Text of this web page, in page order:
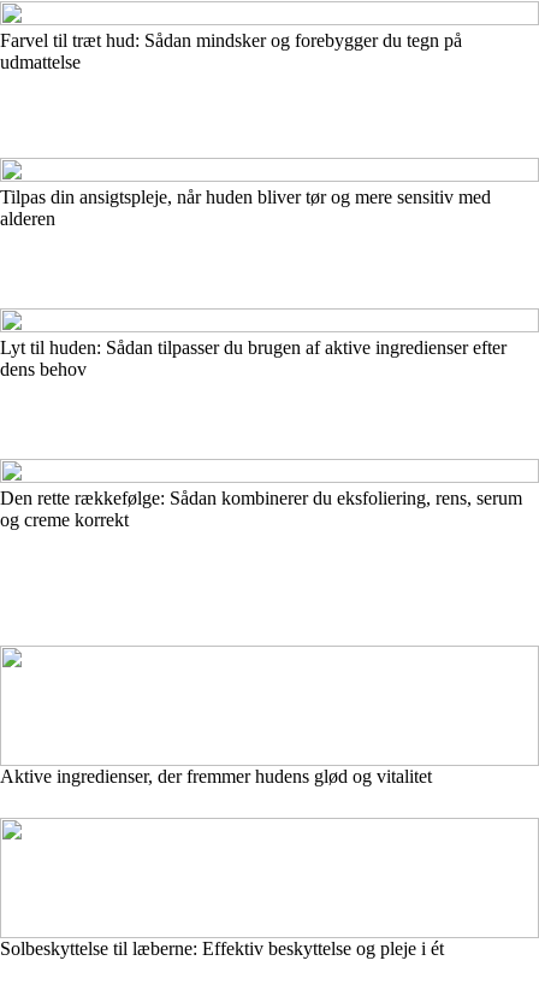
Farvel til træt hud: Sådan mindsker og forebygger du tegn på
udmattelse
Tilpas din ansigtspleje, når huden bliver tør og mere sensitiv med
alderen
Lyt til huden: Sådan tilpasser du brugen af aktive ingredienser efter
dens behov
Den rette rækkefølge: Sådan kombinerer du eksfoliering, rens, serum
og creme korrekt
Aktive ingredienser, der fremmer hudens glød og vitalitet
Solbeskyttelse til læberne: Effektiv beskyttelse og pleje i ét